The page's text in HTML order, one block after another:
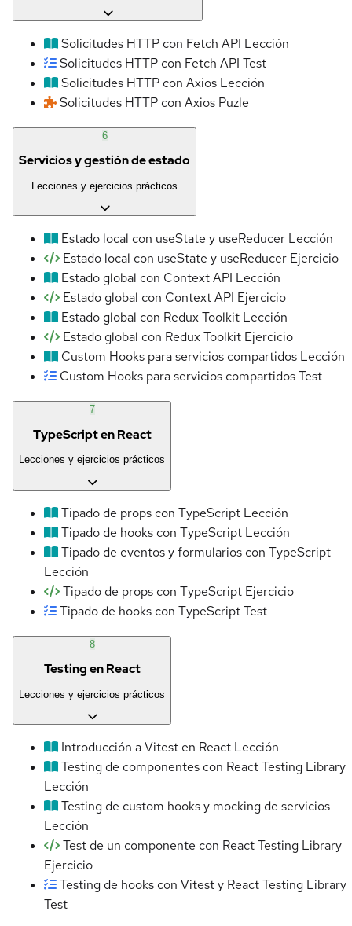
Solicitudes HTTP con Fetch API Lección
Solicitudes HTTP con Fetch API Test
Solicitudes HTTP con Axios Lección
Solicitudes HTTP con Axios Puzle
6
Servicios y gestión de estado
Lecciones y ejercicios prácticos
Estado local con useState y useReducer Lección
Estado local con useState y useReducer Ejercicio
Estado global con Context API Lección
Estado global con Context API Ejercicio
Estado global con Redux Toolkit Lección
Estado global con Redux Toolkit Ejercicio
Custom Hooks para servicios compartidos Lección
Custom Hooks para servicios compartidosTest
7
TypeScript en React
Lecciones y ejercicios prácticos
Tipado de props con TypeScript Lección
Tipado de hooks con TypeScript Lección
Tipado de eventos y formularios con TypeScript
Lección
Tipado de props con TypeScript Ejercicio
Tipado de hooks con TypeScriptTest
8
Testing en React
Lecciones y ejercicios prácticos
Introducción a Vitest en React Lección
Testing de componentes con React Testing Library
Lección
Testing de custom hooks y mocking de servicios
Lección
Test de un componente con React Testing Library
Ejercicio
Testing de hooks con Vitest y React Testing Library
Test